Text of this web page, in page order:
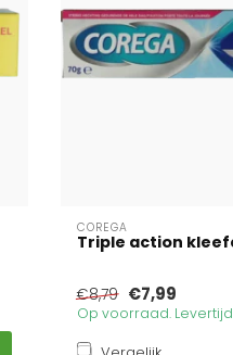
COREGA
Triple action
€8,79 €7,99
Op voorraad.